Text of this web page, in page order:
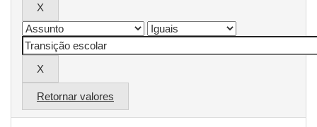
Retornar valores